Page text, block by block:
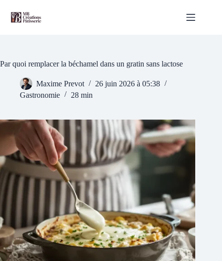
contenu
Par quoi remplacer la béchamel dans un gratin sans lactose
Maxime Prevot
26 juin 2026 à 05:38
Gastronomie
28 min